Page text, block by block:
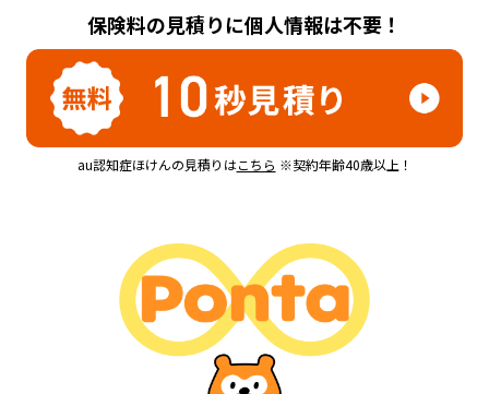
保険料の見積りに個人情報は不要！
au認知症ほけんの見積りはこちら ※契約年齢40歳以上！